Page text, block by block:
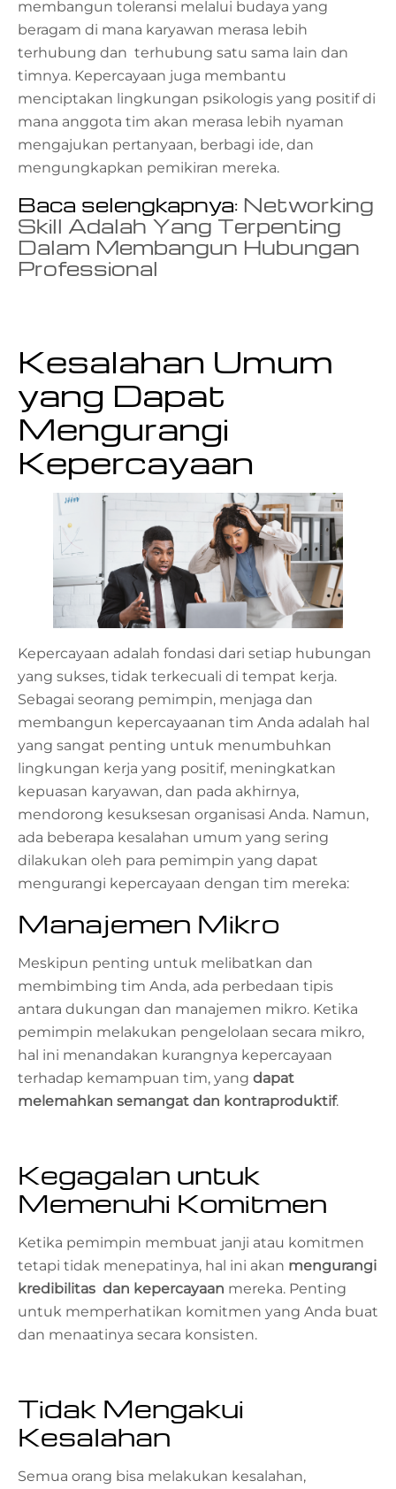
membangun toleransi melalui budaya yang
beragam di mana karyawan merasa lebih
terhubung dan terhubung satu sama lain dan
timnya. Kepercayaan juga membantu
menciptakan lingkungan psikologis yang positif di
mana anggota tim akan merasa lebih nyaman
mengajukan pertanyaan, berbagi ide, dan
mengungkapkan pemikiran mereka.
Baca selengkapnya: Networking
Skill Adalah Yang Terpenting
Dalam Membangun Hubungan
Professional
Kesalahan Umum
yang Dapat
Mengurangi
Kepercayaan
Kepercayaan adalah fondasi dari setiap hubungan
yang sukses, tidak terkecuali di tempat kerja.
Sebagai seorang pemimpin, menjaga dan
membangun kepercayaanan tim Anda adalah hal
yang sangat penting untuk menumbuhkan
lingkungan kerja yang positif, meningkatkan
kepuasan karyawan, dan pada akhirnya,
mendorong kesuksesan organisasi Anda. Namun,
ada beberapa kesalahan umum yang sering
dilakukan oleh para pemimpin yang dapat
mengurangi kepercayaan dengan tim mereka:
Manajemen Mikro
Meskipun penting untuk melibatkan dan
membimbing tim Anda, ada perbedaan tipis
antara dukungan dan manajemen mikro. Ketika
pemimpin melakukan pengelolaan secara mikro,
hal ini menandakan kurangnya kepercayaan
terhadap kemampuan tim, yang dapat
melemahkan semangat dan kontraproduktif.
Kegagalan untuk
Memenuhi Komitmen
Ketika pemimpin membuat janji atau komitmen
tetapi tidak menepatinya, hal ini akan mengurangi
kredibilitas dan kepercayaan mereka. Penting
untuk memperhatikan komitmen yang Anda buat
dan menaatinya secara konsisten.
Tidak Mengakui
Kesalahan
Semua orang bisa melakukan kesalahan,